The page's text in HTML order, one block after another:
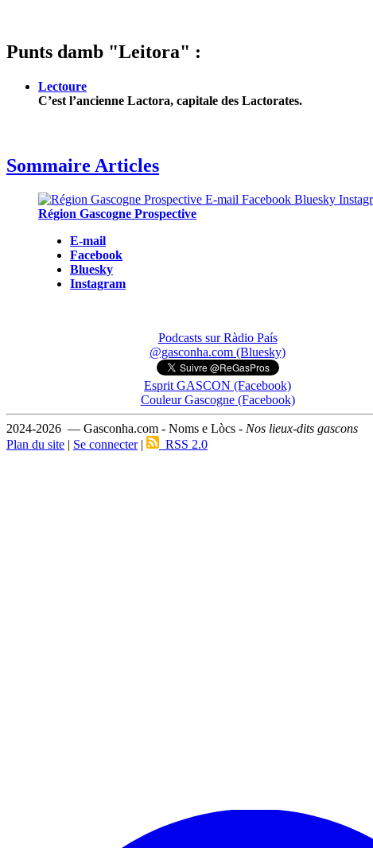
Punts damb "Leitora" :
Lectoure
C’est l’ancienne Lactora, capitale des Lactorates.
Sommaire Articles
Région Gascogne Prospective
E-mail
Facebook
Bluesky
Instagram
Podcasts sur Ràdio País
@gasconha.com (Bluesky)
Esprit GASCON (Facebook)
Couleur Gascogne (Facebook)
2024-2026 — Gasconha.com - Noms e Lòcs - Nos lieux-dits gascons
Plan du site | Se connecter| RSS 2.0